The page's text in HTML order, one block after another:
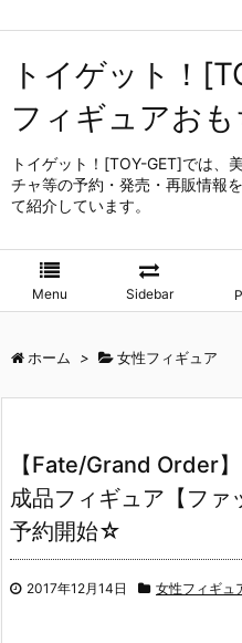
トイゲット！
フィギュアお
トイゲット！[TOY-GET]では、
チャ等の予約・発売・再販情報
て紹介しています。
Menu Sidebar
ホーム > 女性フィギュア
【Fate/Grand Order
成品フィギュア【ファ
予約開始☆
2017年12月14日 女性フィギュ